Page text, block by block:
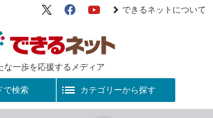
な一歩を応援するメディア
X（旧
FacebookYouTube
できるネットについて
で検索 カテゴリーから探す